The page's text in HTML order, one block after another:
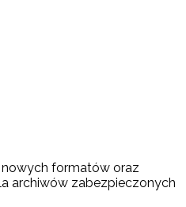
nowych formatów oraz
archiwów zabezpieczonych